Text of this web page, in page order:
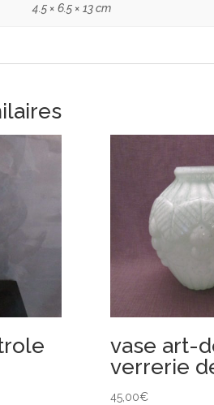
4.5 × 6.5 × 13 cm
vase art-
verrerie
45,00€